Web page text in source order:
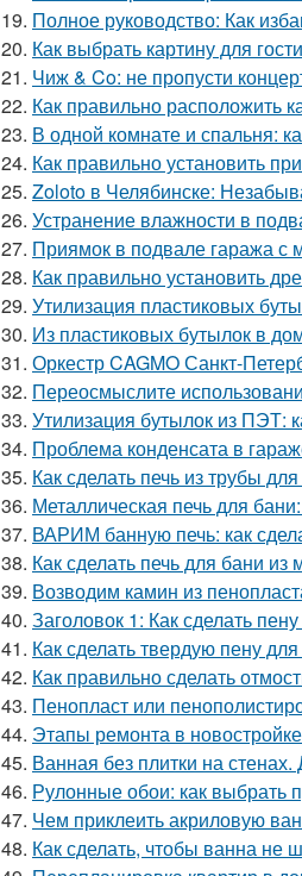
19. Полное руководство: Как
20. Как выбрать картину для
21. Чиж & Co: не пропусти
22. Как правильно расположить
23. В одной комнате и спальня:
24. Как правильно установить
25. Zoloto в Челябинске:
26. Устранение влажности в
27. Приямок в подвале гаража с
28. Как правильно установить
29. Утилизация пластиковых
30. Из пластиковых бутылок в
31. Оркестр CAGMO Санкт-
32. Переосмыслите
33. Утилизация бутылок из ПЭТ:
34. Проблема конденсата в
35. Как сделать печь из трубы
36. Металлическая печь для
37. ВАРИМ банную печь: как
38. Как сделать печь для бани
39. Возводим камин из
40. Заголовок 1: Как сделать
41. Как сделать твердую пену
42. Как правильно сделать
43. Пенопласт или
44. Этапы ремонта в
45. Ванная без плитки на
46. Рулонные обои: как выбрать
47. Чем приклеить акриловую
48. Как сделать, чтобы ванна не